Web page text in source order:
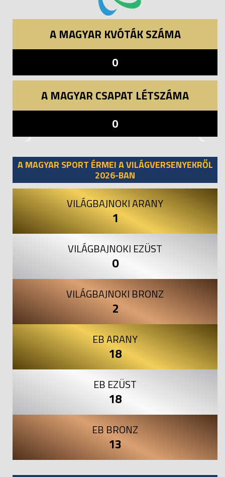
A MAGYAR KVÓTÁK SZÁMA
0
A MAGYAR CSAPAT LÉTSZÁMA
0
A MAGYAR SPORT ÉRMEI A VILÁGVERSENYEKRŐL
2026-BAN
VILÁGBAJNOKI ARANY
1
VILÁGBAJNOKI EZÜST
0
VILÁGBAJNOKI BRONZ
2
EB ARANY
18
EB EZÜST
18
EB BRONZ
13